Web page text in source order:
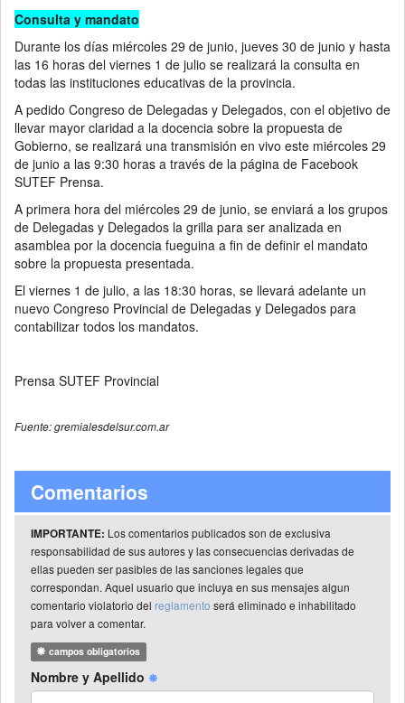
Consulta y mandato
Durante los días miércoles 29 de junio, jueves 30 de junio y hasta
las 16 horas del viernes 1 de julio se realizará la consulta en
todas las instituciones educativas de la provincia.
A pedido Congreso de Delegadas y Delegados, con el objetivo de
llevar mayor claridad a la docencia sobre la propuesta de
Gobierno, se realizará una transmisión en vivo este miércoles 29
de junio a las 9:30 horas a través de la página de Facebook
SUTEF Prensa.
A primera hora del miércoles 29 de junio, se enviará a los grupos
de Delegadas y Delegados la grilla para ser analizada en
asamblea por la docencia fueguina a fin de definir el mandato
sobre la propuesta presentada.
El viernes 1 de julio, a las 18:30 horas, se llevará adelante un
nuevo Congreso Provincial de Delegadas y Delegados para
contabilizar todos los mandatos.
Prensa SUTEF Provincial
Fuente: gremialesdelsur.com.ar
Comentarios
IMPORTANTE: Los comentarios publicados son de exclusiva
responsabilidad de sus autores y las consecuencias derivadas de
ellas pueden ser pasibles de las sanciones legales que
correspondan. Aquel usuario que incluya en sus mensajes algun
comentario violatorio del reglamento será eliminado e inhabilitado
para volver a comentar.
campos obligatorios
Nombre y Apellido